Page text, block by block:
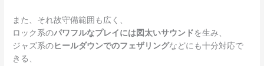
また、それ故守備範囲も広く、
ロック系のパワフルなプレイには図太いサウンドを生み、
ジャズ系のヒールダウンでのフェザリングなどにも十分対応で
きる、